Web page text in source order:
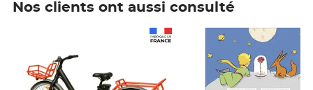
Nos clients ont aussi consulté
Prix 7,50€